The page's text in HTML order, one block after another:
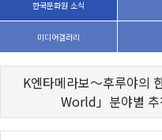
한국문화원 소식
미디어갤러리
K엔타메라보～후루야의
World」분야별 추